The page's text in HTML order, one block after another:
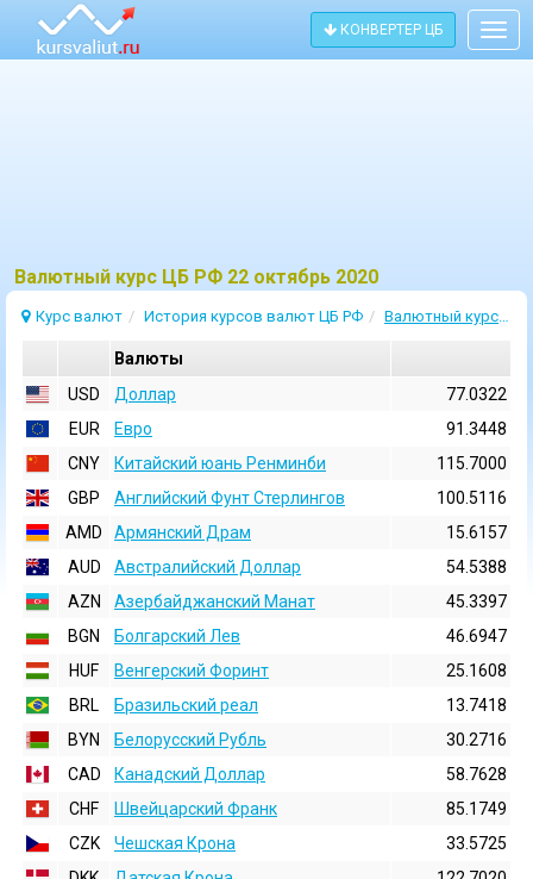
КОНВЕРТЕР ЦБ
Bалютный курс ЦБ РФ 22 октябрь 2020
Курс валют История курсов валют ЦБ РФ Валютный курс 22 Октябрь 2020
Валюты
USD
Доллар
77.0322
EUR
Евро
91.3448
CNY
Китайский юань Ренминби
115.7000
GBP
Английский Фунт Стерлингов
100.5116
AMD
Армянский Драм
15.6157
AUD
Австралийский Доллар
54.5388
AZN
Азербайджанский Манат
45.3397
BGN
Болгарский Лев
46.6947
HUF
Венгерский Форинт
25.1608
BRL
Бразильский реал
13.7418
BYN
Белорусский Рубль
30.2716
CAD
Канадский Доллар
58.7628
CHF
Швейцарский Франк
85.1749
CZK
Чешская Крона
33.5725